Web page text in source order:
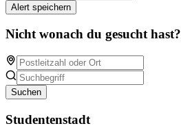
Alert speichern
Nicht wonach du gesucht
Suchen
Studentenstadt